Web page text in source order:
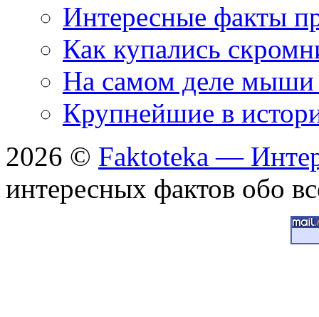
Интересные факты
Как купались
На самом деле мыши
Крупнейшие в
2026 © Faktoteka —
интересных фактов обо